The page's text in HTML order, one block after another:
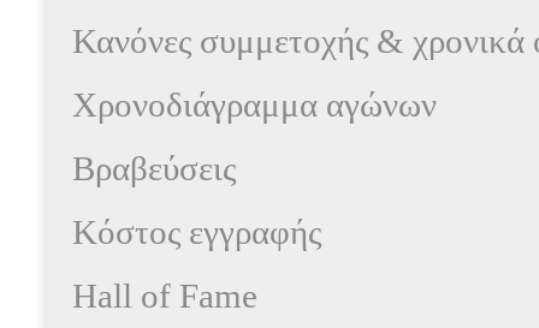
Κανόνες συμμετοχής & χρονικά
Χρονοδιάγραμμα αγώνων
Βραβεύσεις
Κόστος εγγραφής
Hall of Fame